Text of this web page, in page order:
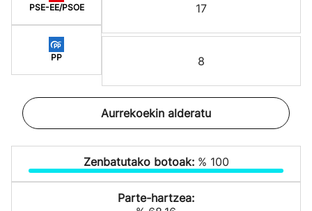
PSE-EE/PSOE
PP
17
8
Aurrekoekin alderatu
Zenbatutako botoak: % 100
Parte-hartzea: